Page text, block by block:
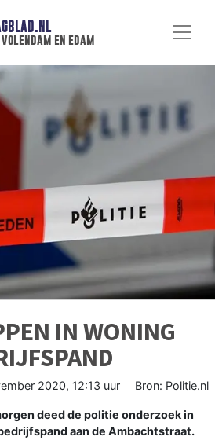
en edam
IN WONING
2020, 12:13 uur Bron: Politie.nl
deed de politie onderzoek in
aan de Ambachtstraat.